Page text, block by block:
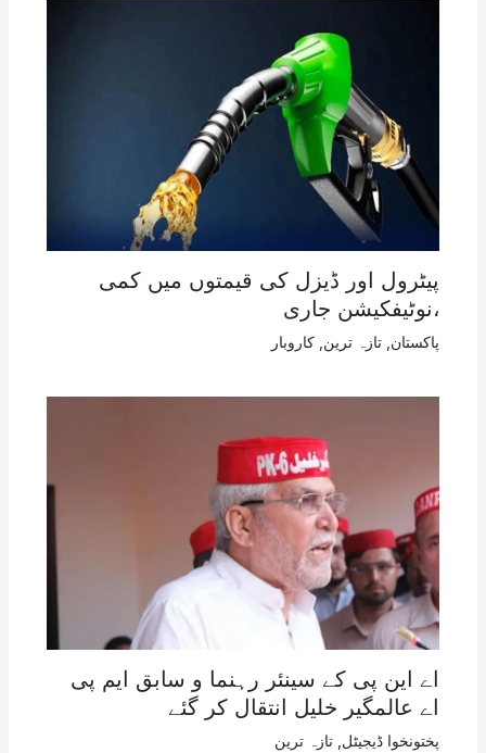
پیٹرول اور ڈیزل کی قیمتوں میں کمی
،نوٹیفکیشن جاری
پاکستان تازہ ترین کاروبار
اے این پی کے سینئر رہنما و سابق ایم پی
اے عالمگیر خلیل انتقال کر گئے
پختونخوا ڈیجیٹل تازہ ترین